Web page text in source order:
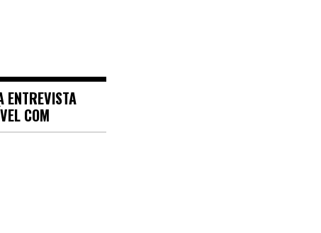
ENTREVISTA
COM